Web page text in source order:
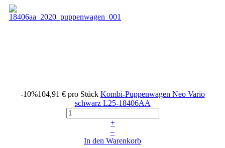
-10%104,91 € pro Stück Kombi-Puppenwagen Neo Vario
schwarz L25-18406AA
+
–
In den Warenkorb